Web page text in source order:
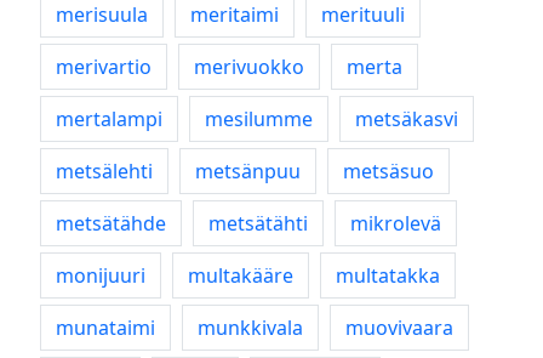
merisuula
meritaimi
merituuli
merivartio
merivuokko
merta
mertalampi
mesilumme
metsäkasvi
metsälehti
metsänpuu
metsäsuo
metsätähde
metsätähti
mikrolevä
monijuuri
multakääre
multatakka
munataimi
munkkivala
muovivaara